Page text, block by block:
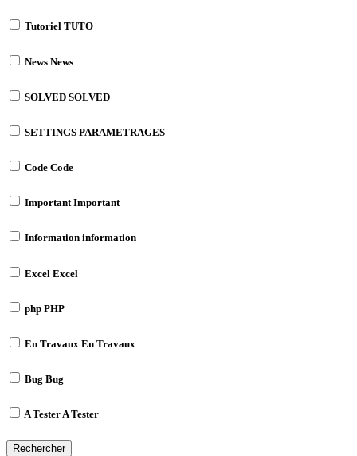
Tutoriel TUTO
News News
SOLVED SOLVED
SETTINGS PARAMETRAGES
Code Code
ImportantImportant
Information information
Excel Excel
php PHP
En Travaux En Travaux
Bug Bug
A TesterA Tester
Rechercher